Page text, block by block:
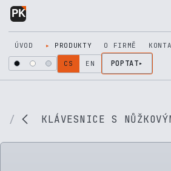
Přejít na obsah
ÚVOD PRODUKTY O FIRMĚ
CS EN POPTAT
KLÁVESNICE S